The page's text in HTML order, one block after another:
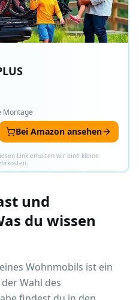
Montage
Bei Amazon ansehen
Link erhalten wir eine kleine
und
du wissen
Wohnmobils ist ein
Wahl des